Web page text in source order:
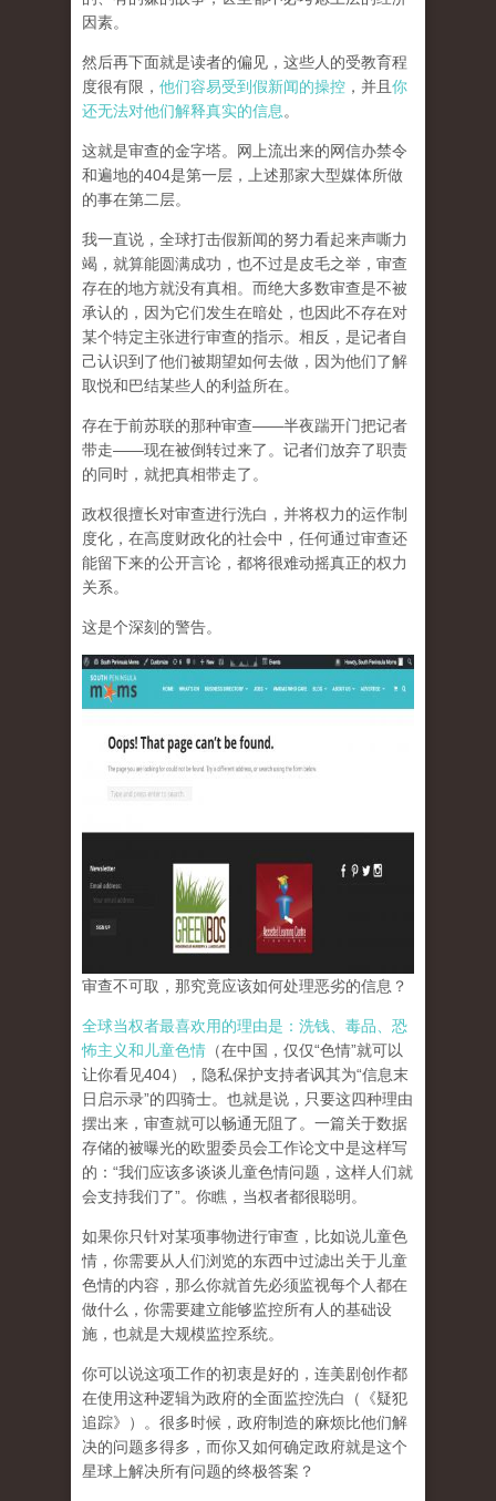
因素。
然后再下面就是读者的偏见，这些人的受教育程
度很有限， 他们容易受到假新闻的操控 ，并且 你
还无法对他们解释真实的信息 。
这就是审查的金字塔。网上流出来的网信办禁令
和遍地的404是第一层，上述那家大型媒体所做
的事在第二层。
我一直说，全球打击假新闻的努力看起来声嘶力
竭，就算能圆满成功，也不过是皮毛之举，审查
存在的地方就没有真相。而绝大多数审查是不被
承认的，因为它们发生在暗处，也因此不存在对
某个特定主张进行审查的指示。相反，是记者自
己认识到了他们被期望如何去做，因为他们了解
取悦和巴结某些人的利益所在。
存在于前苏联的那种审查——半夜踹开门把记者
带走——现在被倒转过来了。记者们放弃了职责
的同时，就把真相带走了。
政权很擅长对审查进行洗白，并将权力的运作制
度化，在高度财政化的社会中，任何通过审查还
能留下来的公开言论，都将很难动摇真正的权力
关系。
这是个深刻的警告。
审查不可取，那究竟应该如何处理恶劣的信息？
全球当权者最喜欢用的理由是：洗钱、毒品、恐
怖主义和儿童色情 （在中国，仅仅“色情”就可以
让你看见404），隐私保护支持者讽其为“信息末
日启示录”的四骑士。也就是说，只要这四种理由
摆出来，审查就可以畅通无阻了。一篇关于数据
存储的被曝光的欧盟委员会工作论文中是这样写
的：“我们应该多谈谈儿童色情问题，这样人们就
会支持我们了”。你瞧，当权者都很聪明。
如果你只针对某项事物进行审查，比如说儿童色
情，你需要从人们浏览的东西中过滤出关于儿童
色情的内容，那么你就首先必须监视每个人都在
做什么，你需要建立能够监控所有人的基础设
施，也就是大规模监控系统。
你可以说这项工作的初衷是好的，连美剧创作都
在使用这种逻辑为政府的全面监控洗白（《疑犯
追踪》）。 很多时候，政府制造的麻烦比他们解
决的问题多得多，而你又如何确定政府就是这个
星球上解决所有问题的终极答案？